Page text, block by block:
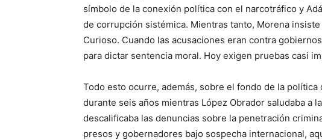
símbolo de la conexión política con el narcotráfico y
de corrupción sistémica. Mientras tanto, Morena
Curioso. Cuando las acusaciones eran contra
para dictar sentencia moral. Hoy exigen pruebas casi
Todo esto ocurre, además, sobre el fondo de la política
durante seis años mientras López Obrador saludaba a
descalificaba las denuncias sobre la penetración
presos y gobernadores bajo sospecha internacional,